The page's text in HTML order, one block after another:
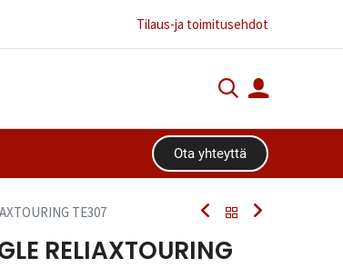
Tilaus-ja toimitusehdot
Ota yhteyttä​​​​
TE307
RELIAXTOURING